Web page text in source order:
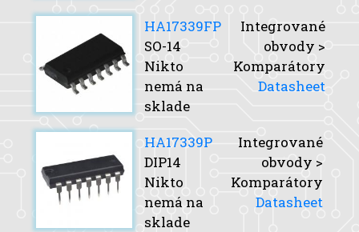
HA17339FP
SO-14
Nikto
nemá na
sklade
Integrované
obvody >
Komparátory
Datasheet
HA17339P
DIP14
Nikto
nemá na
sklade
Integrované
obvody >
Komparátory
Datasheet